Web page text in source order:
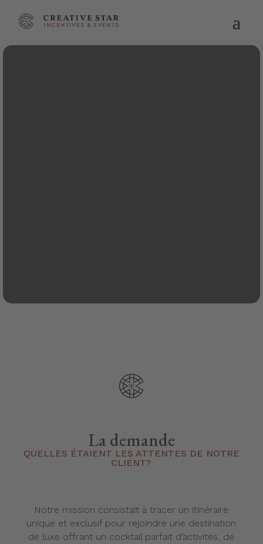
La demande
QUELLES ÉTAIENT LES ATTENTES DE NOTRE
CLIENT?
Notre mission consistait à tracer un itinéraire
unique et exclusif pour rejoindre une destination
de luxe offrant un cocktail parfait d’activités, de